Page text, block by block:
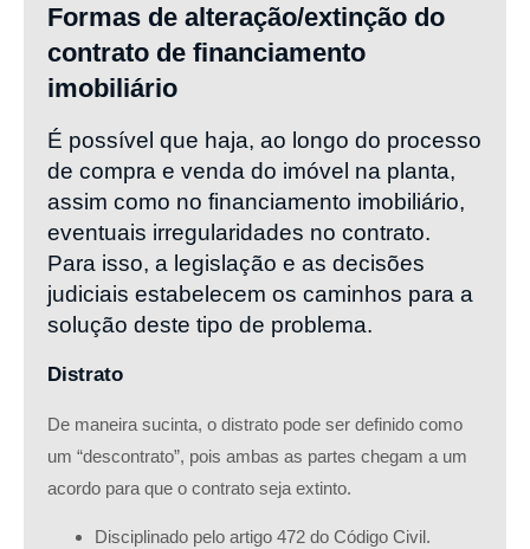
Formas de alteração/extinção do
contrato de financiamento
imobiliário
É possível que haja, ao longo do processo
de compra e venda do imóvel na planta,
assim como no financiamento imobiliário,
eventuais irregularidades no contrato.
Para isso, a legislação e as decisões
judiciais estabelecem os caminhos para a
solução deste tipo de problema.
Distrato
De maneira sucinta, o distrato pode ser definido como
um “descontrato”, pois ambas as partes chegam a um
acordo para que o contrato seja extinto.
Disciplinado pelo artigo 472 do Código Civil.